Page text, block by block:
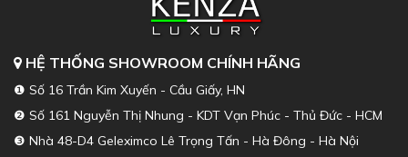
HỆ THỐNG SHOWROOM CHÍNH HÃNG
❶ Số 16 Trần Kim Xuyến - Cầu Giấy, HN
❷ Số 161 Nguyễn Thị Nhung - KDT Vạn Phúc - Thủ Đức - HCM
❸ Nhà 48-D4 Geleximco Lê Trọng Tấn - Hà Đông - Hà Nội